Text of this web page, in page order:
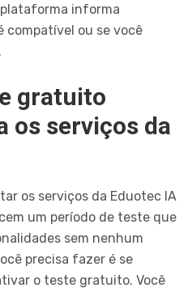
informa
compatível ou se você
gratuito
os serviços da
os serviços da Eduotec IA
um período de teste que
sem nenhum
precisa fazer é se
o teste gratuito. Você